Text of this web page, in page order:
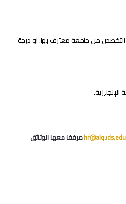
hr@alquds.edu